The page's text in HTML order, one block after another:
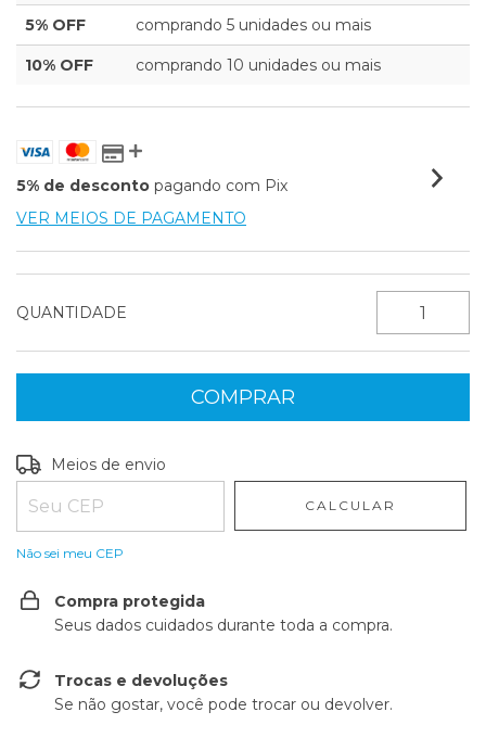
5% OFF comprando 5 unidades ou mais
10% OFF comprando 10 unidades ou mais
5% de desconto pagando com Pix
VER MEIOS DE PAGAMENTO
QUANTIDADE
Entregas para o CEP:
Meios de envio
CALCULAR
Não sei meu CEP
Compra protegida
Seus dados cuidados durante toda a compra.
Trocas e devoluções
Se não gostar, você pode trocar ou devolver.